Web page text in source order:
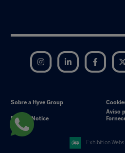
Instagram LinkedIn Facebook
Sobre a Hyve Group
Privacy Notice
Aviso
Exhibition